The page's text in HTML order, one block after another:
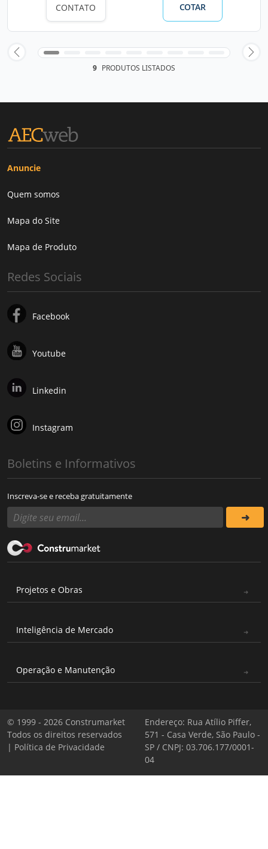
CONTATO COTAR
9 PRODUTOS LISTADOS
Anuncie
Quem somos
Mapa do Site
Mapa de Produto
Redes Sociais
Facebook
Youtube
Linkedin
Instagram
Boletins e Informativos
Inscreva-se e receba gratuitamente
Projetos e Obras
Inteligência de Mercado
Operação e Manutenção
© 1999 - 2026 Construmarket
Todos os direitos reservados
| Política de Privacidade
Endereço: Rua Atílio Piffer,
571 - Casa Verde, São Paulo -
SP / CNPJ: 03.706.177/0001-
04